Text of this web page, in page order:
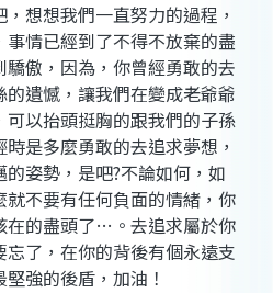
想想我們一直努力的過程，
情已經到了不得不放棄的盡
傲，因為，你曾經勇敢的去
遺憾，讓我們在變成老爺爺
以抬頭挺胸的跟我們的子孫
是多麼勇敢的去追求夢想，
的姿勢，是吧?不論如何，如
不要有任何負面的情緒，你
在的盡頭了… 。去追求屬於你
了，在你的背後有個永遠支
強的後盾，加油！